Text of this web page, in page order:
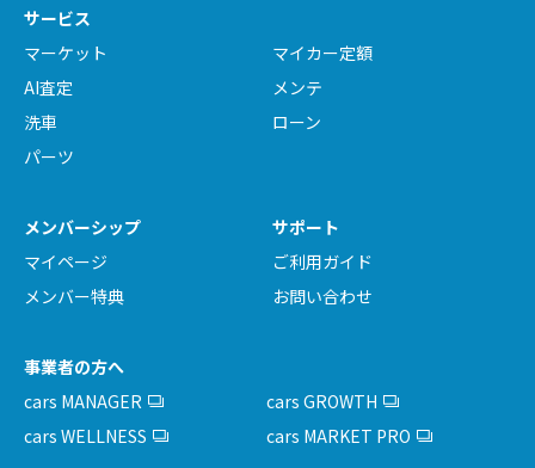
サービス
マーケット
マイカー定額
AI査定
メンテ
洗車
ローン
パーツ
メンバーシップ
マイページ
メンバー特典
サポート
ご利用ガイド
お問い合わせ
事業者の方へ
cars MANAGER
cars GROWTH
cars WELLNESS
cars MARKET PRO